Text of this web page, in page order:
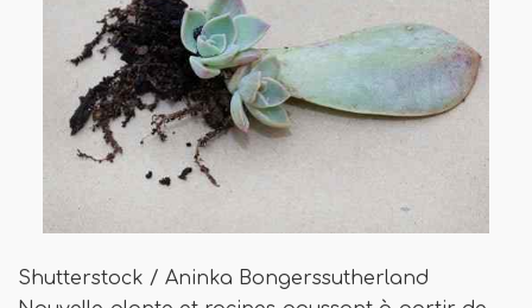
Shutterstock / Aninka Bongerssutherland